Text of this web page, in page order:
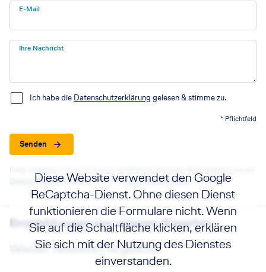
E-Mail
Ihre Nachricht
Ich habe die Datenschutzerklärung gelesen & stimme zu.
* Pflichtfeld
Senden
Diese Website verwendet den Google
ReCaptcha-Dienst. Ohne diesen Dienst
funktionieren die Formulare nicht. Wenn
Sie auf die Schaltfläche klicken, erklären
Sie sich mit der Nutzung des Dienstes
einverstanden.
Datenschutzbestimmungensowie dieNutzungsbedingungen von Google.
Empfehlungen von unseren Experten
Wiehler Reisebüro Angebote